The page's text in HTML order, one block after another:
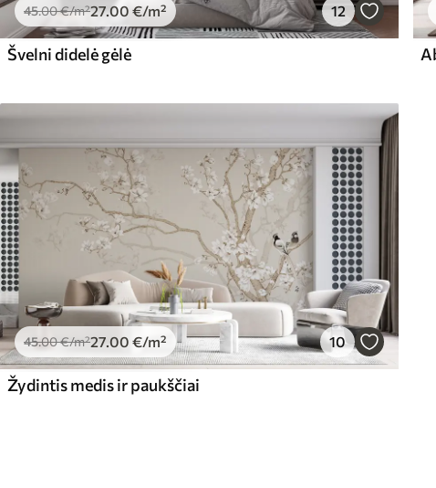
45.00€/m²27 .00 €/m² 12
Švelni didelė gėlė
45.00€/m²27.00 €/m² 10
Žydintis medis ir paukščiai